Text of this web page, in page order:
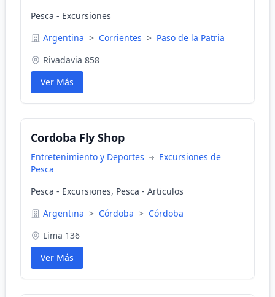
Pesca - Excursiones
Argentina > Corrientes > Paso de la Patria
Rivadavia 858
Ver Más
Cordoba Fly Shop
Entretenimiento y Deportes
Excursiones de
Pesca
Pesca - Excursiones, Pesca - Articulos
Argentina > Córdoba > Córdoba
Lima 136
Ver Más